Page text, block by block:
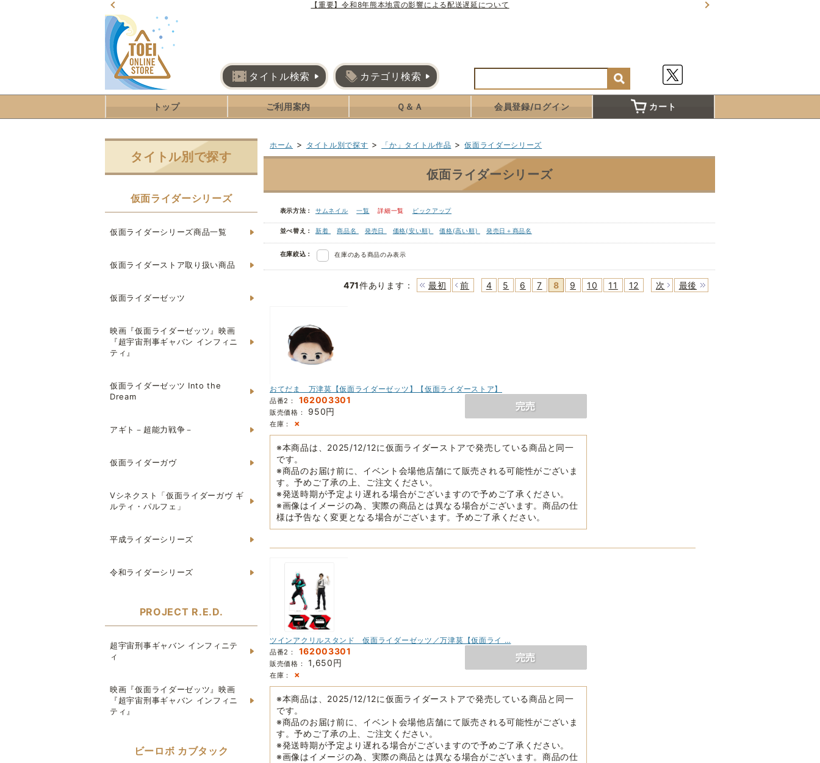
【重要】令和8年熊本地震の影響による配送遅延について
タイトル検索 カテゴリ検索
トップ ご利用案内 Ｑ＆Ａ 会員登録/ログイン カート
ホーム > タイトル別で探す > 「か」タイトル作品 > 仮面ライダーシリーズ
仮面ライダーシリーズ
表示方法： サムネイル 一覧 詳細一覧 ピックアップ
並べ替え： 新着 商品名 発売日 価格(安い順) 価格(高い順) 発売日＋商品名
在庫絞込： 在庫のある商品のみ表示
471件あります ： 最初 前 4 5 6 7 8 9 10 11 12 次 最後
おてだま 万津莫【仮面ライダーゼッツ】【仮面ライダーストア】
品番2： 162003301
販売価格： 950円
在庫： ×
※本商品は、2025/12/12に仮面ライダーストアで発売している商品と同一
です。
※商品のお届け前に、イベント会場他店舗にて販売される可能性がございま
す。予めご了承の上、ご注文ください。
※発送時期が予定より遅れる場合がございますので予めご了承ください。
※画像はイメージの為、実際の商品とは異なる場合がございます。商品の仕
様は予告なく変更となる場合がございます。予めご了承ください。
ツインアクリルスタンド 仮面ライダーゼッツ／万津莫【仮面ライ …
品番2： 162003301
販売価格： 1,650円
在庫： ×
※本商品は、2025/12/12に仮面ライダーストアで発売している商品と同一
です。
※商品のお届け前に、イベント会場他店舗にて販売される可能性がございま
す。予めご了承の上、ご注文ください。
※発送時期が予定より遅れる場合がございますので予めご了承ください。
※画像はイメージの為、実際の商品とは異なる場合がございます。商品の仕
タイトル別で探す
仮面ライダーシリーズ
仮面ライダーシリーズ商品一覧
仮面ライダーストア取り扱い商品
仮面ライダーゼッツ
映画『仮面ライダーゼッツ』映画
『超宇宙刑事ギャバン インフィニ
ティ』
仮面ライダーゼッツ Into the
Dream
アギト－超能力戦争－
仮面ライダーガヴ
Vシネクスト「仮面ライダーガヴ ギ
ルティ・パルフェ」
平成ライダーシリーズ
令和ライダーシリーズ
PROJECT R.E.D.
超宇宙刑事ギャバン インフィニテ
ィ
映画『仮面ライダーゼッツ』映画
『超宇宙刑事ギャバン インフィニ
ティ』
ビーロボ カブタック